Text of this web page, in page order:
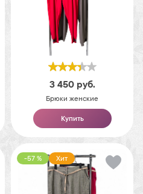
3 450 руб.
Брюки женские
Купить
-57 % Хит